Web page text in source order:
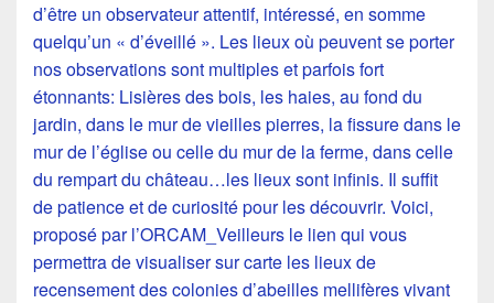
d’être un observateur attentif, intéressé, en somme
quelqu’un « d’éveillé ». Les lieux où peuvent se porter
nos observations sont multiples et parfois fort
étonnants: Lisières des bois, les haies, au fond du
jardin, dans le mur de vieilles pierres, la fissure dans le
mur de l’église ou celle du mur de la ferme, dans celle
du rempart du château…les lieux sont infinis. Il suffit
de patience et de curiosité pour les découvrir. Voici,
proposé par l’ORCAM_Veilleurs le lien qui vous
permettra de visualiser sur carte les lieux de
recensement des colonies d’abeilles mellifères vivant